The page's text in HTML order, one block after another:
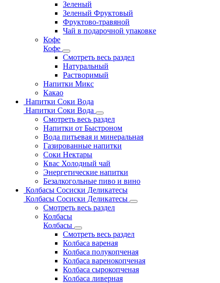
Зеленый
Зеленый Фруктовый
Фруктово-травяной
Чай в подарочной упаковке
Кофе
Кофе
Смотреть весь раздел
Натуральный
Растворимый
Напитки Микс
Какао
Напитки Соки Вода
Напитки Соки Вода
Смотреть весь раздел
Напитки от Быстроном
Вода питьевая и минеральная
Газированные напитки
Соки Нектары
Квас Холодный чай
Энергетические напитки
Безалкогольные пиво и вино
Колбасы Сосиски Деликатесы
Колбасы Сосиски Деликатесы
Смотреть весь раздел
Колбасы
Колбасы
Смотреть весь раздел
Колбаса вареная
Колбаса полукопченая
Колбаса варенокопченая
Колбаса сырокопченая
Колбаса ливерная